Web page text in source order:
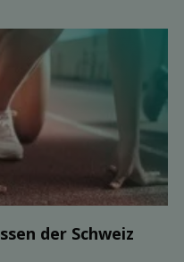
der Schweiz